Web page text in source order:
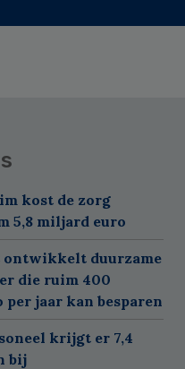
kost de zorg
5,8 miljard euro
ontwikkelt duurzame
die ruim 400
jaar kan besparen
krijgt er 7,4
bij